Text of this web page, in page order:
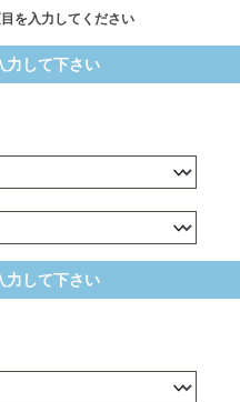
を入力してください
力して下さい
力して下さい